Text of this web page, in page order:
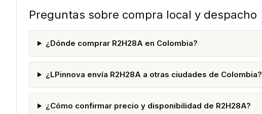
Preguntas sobre compra local y despacho
¿Dónde comprar R2H28A en Colombia?
¿LPinnova envía R2H28A a otras ciudades de Colombia?
¿Cómo confirmar precio y disponibilidad de R2H28A?